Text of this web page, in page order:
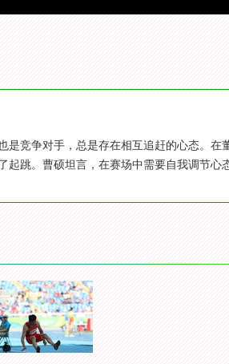
是竞争对手，总是存在相互追赶的心态。在
起跳。曹硕坦言，在赛场中需要自我调节